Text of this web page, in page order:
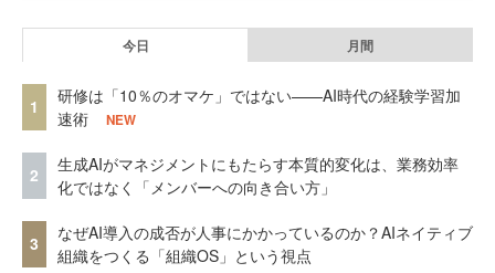
今日 月間
1
研修は「10％のオマケ」ではない——AI時代の経験学習加
速術
NEW
2
生成AIがマネジメントにもたらす本質的変化は、業務効率
化ではなく「メンバーへの向き合い方」
3
なぜAI導入の成否が人事にかかっているのか？AIネイティブ
組織をつくる「組織OS」という視点